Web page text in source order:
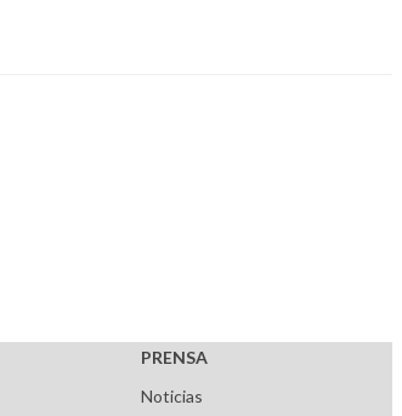
PRENSA
Noticias